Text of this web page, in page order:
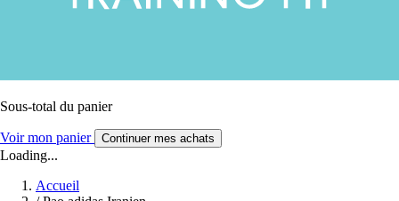
Sous-total du panier
Voir mon panier Continuer mes achats
Loading...
Accueil